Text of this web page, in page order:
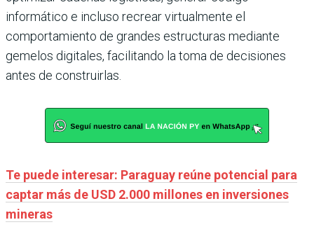
informático e incluso recrear virtualmente el
comportamiento de grandes estructuras mediante
gemelos digitales, facilitando la toma de decisiones
antes de construirlas.
Te puede interesar: Paraguay reúne potencial para
captar más de USD 2.000 millones en inversiones
mineras